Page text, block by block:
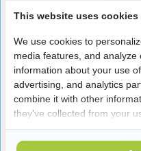
beugel als je gebit goed
voor een grondige
Waarom
een beugel?
Met eenelektrische
This website uses cookies
We use cookies to
media features, and
information about your use
advertising, and analytics
combine it with other
they've collected from your